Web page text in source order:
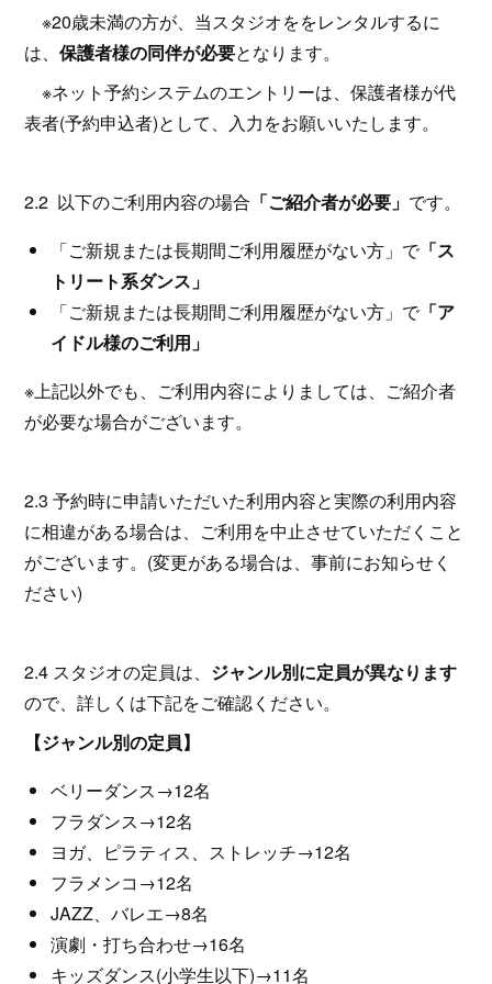
※20歳未満の方が、当スタジオををレンタルするに
は、保護者様の同伴が必要となります。
※ネット予約システムのエントリーは、保護者様が代
表者(予約申込者)として、入力をお願いいたします。
2.2 以下のご利用内容の場合 「ご紹介者が必要」 です。
「ご新規または長期間ご利用履歴がない方」で「ス
トリート系ダンス」
「ご新規または長期間ご利用履歴がない方」で「ア
イドル様のご利用」
※上記以外でも、ご利用内容によりましては、ご紹介者
が必要な場合がございます。
2.3 予約時に申請いただいた利用内容と実際の利用内容
に相違がある場合は、ご利用を中止させていただくこと
がございます。(変更がある場合は、事前にお知らせく
ださい)
2.4 スタジオの定員は、 ジャンル別に定員が異なります
ので、詳しくは下記をご確認ください。
【ジャンル別の定員】
ベリーダンス→12名
フラダンス→12名
ヨガ、ピラティス、ストレッチ→12名
フラメンコ→12名
JAZZ、バレエ→8名
演劇・打ち合わせ→16名
キッズダンス(小学生以下)→11名